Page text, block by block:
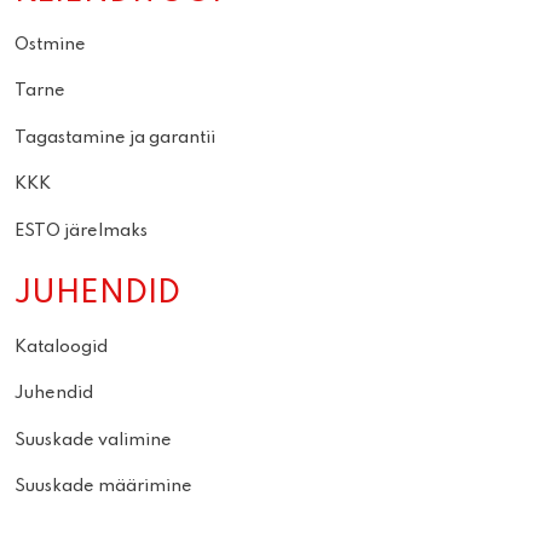
Ostmine
Tarne
Tagastamine ja garantii
KKK
ESTO järelmaks
JUHENDID
Kataloogid
Juhendid
Suuskade valimine
Suuskade määrimine